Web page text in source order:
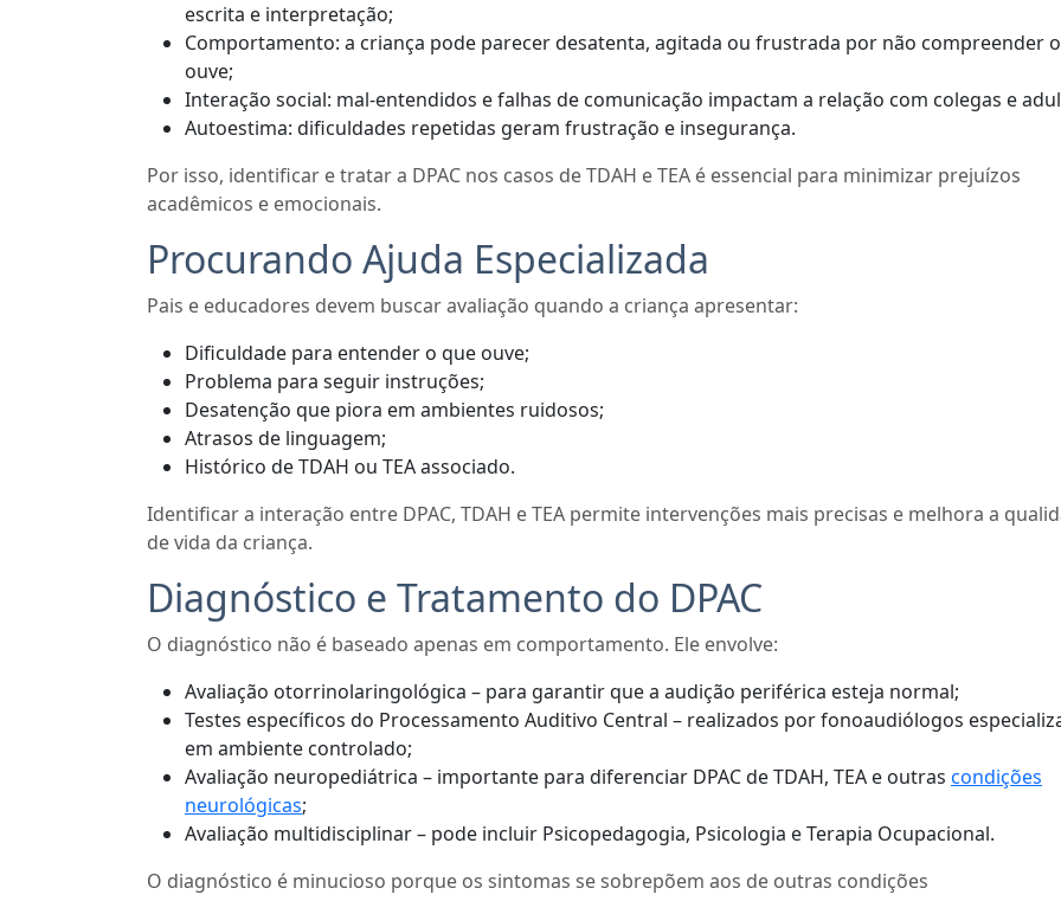
escrita e interpretação;
Comportamento: a criança pode parecer desatenta, agitada ou frustrada por não compreender
ouve;
Interação social: mal-entendidos e falhas de comunicação impactam a relação com colegas e
Autoestima: dificuldades repetidas geram frustração e insegurança.
Por isso, identificar e tratar a DPAC nos casos de TDAH e TEA é essencial para minimizar prejuízos
acadêmicos e emocionais.
Procurando Ajuda Especializada
Pais e educadores devem buscar avaliação quando a criança apresentar:
Dificuldade para entender o que ouve;
Problema para seguir instruções;
Desatenção que piora em ambientes ruidosos;
Atrasos de linguagem;
Histórico de TDAH ou TEA associado.
Identificar a interação entre DPAC, TDAH e TEA permite intervenções mais precisas e melhora a
de vida da criança.
Diagnóstico e Tratamento do DPAC
O diagnóstico não é baseado apenas em comportamento. Ele envolve:
Avaliação otorrinolaringológica – para garantir que a audição periférica esteja normal;
Testes específicos do Processamento Auditivo Central – realizados por fonoaudiólogos
em ambiente controlado;
Avaliação neuropediátrica – importante para diferenciar DPAC de TDAH, TEA e outras condições
neurológicas;
Avaliação multidisciplinar – pode incluir Psicopedagogia, Psicologia e Terapia Ocupacional.
O diagnóstico é minucioso porque os sintomas se sobrepõem aos de outras condições